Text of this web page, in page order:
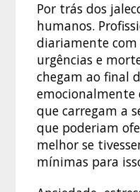
Por trás dos
humanos.
diariamente
urgências e
chegam ao final
emocionalmente
que carregam a
que poderiam
melhor se
mínimas para